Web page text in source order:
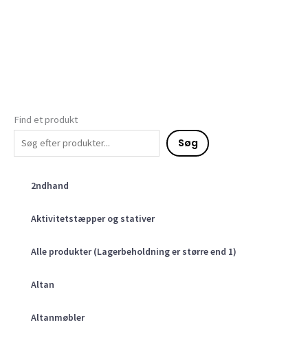
Find et produkt
Søg
2ndhand
Aktivitetstæpper og stativer
Alle produkter (Lagerbeholdning er større end 1)
Altan
Altanmøbler